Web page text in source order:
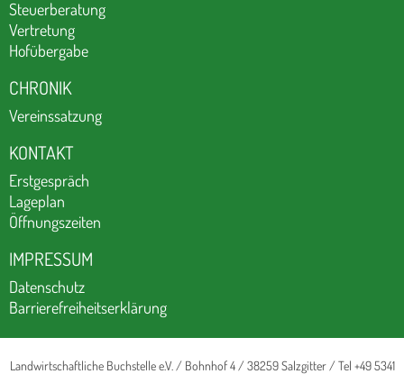
Steuerberatung
Vertretung
Hofübergabe
CHRONIK
Vereinssatzung
KONTAKT
Erstgespräch
Lageplan
Öffnungszeiten
IMPRESSUM
Datenschutz
Barrierefreiheitserklärung
Landwirtschaftliche Buchstelle e.V. / Bohnhof 4 / 38259 Salzgitter / Tel +49 5341